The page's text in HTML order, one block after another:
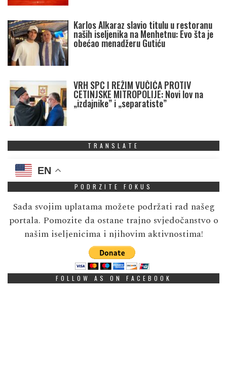
Karlos Alkaraz slavio titulu u restoranu
naših iseljenika na Menhetnu: Evo šta je
obećao menadžeru Gutiću
VRH SPC I REŽIM VUČIĆA PROTIV
CETINJSKE MITROPOLIJE: Novi lov na
„izdajnike” i „separatiste”
TRANSLATE
EN
PODRZITE FOKUS
Sada svojim uplatama možete podržati rad našeg
portala. Pomozite da ostane trajno svjedočanstvo o
našim iseljenicima i njihovim aktivnostima!
FOLLOW AS ON FACEBOOK